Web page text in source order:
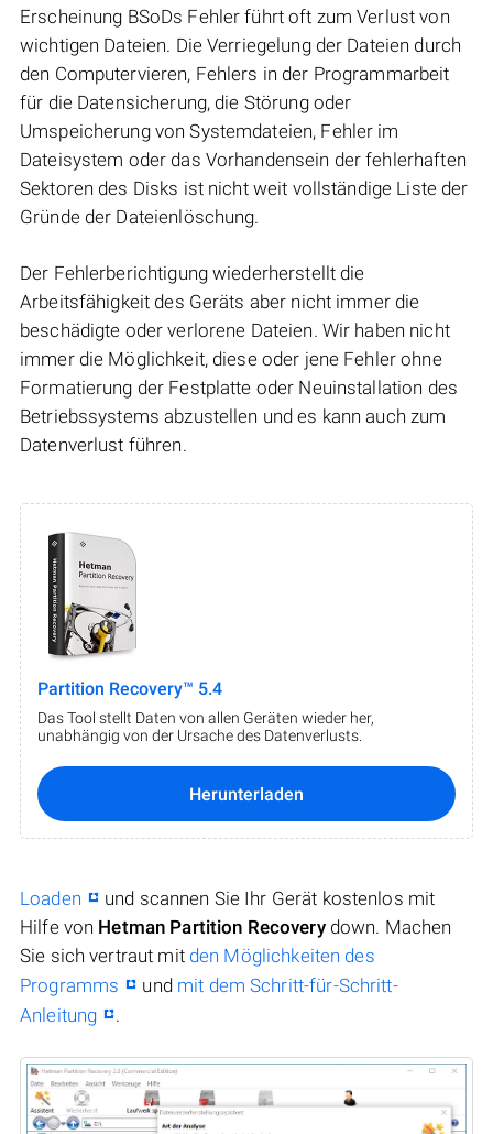
Erscheinung BSoDs Fehler führt oft zum Verlust von
wichtigen Dateien. Die Verriegelung der Dateien durch
den Computervieren, Fehlers in der Programmarbeit
für die Datensicherung, die Störung oder
Umspeicherung von Systemdateien, Fehler im
Dateisystem oder das Vorhandensein der fehlerhaften
Sektoren des Disks ist nicht weit vollständige Liste der
Gründe der Dateienlöschung.
Der Fehlerberichtigung wiederherstellt die
Arbeitsfähigkeit des Geräts aber nicht immer die
beschädigte oder verlorene Dateien. Wir haben nicht
immer die Möglichkeit, diese oder jene Fehler ohne
Formatierung der Festplatte oder Neuinstallation des
Betriebssystems abzustellen und es kann auch zum
Datenverlust führen.
Partition Recovery™ 5.4
Das Tool stellt Daten von allen Geräten wieder her,
unabhängig von der Ursache des Datenverlusts.
Herunterladen
Loaden
und scannen Sie Ihr Gerät kostenlos mit
Hilfe von Hetman Partition Recoverydown. Machen
Sie sich vertraut mit den Möglichkeiten des
Programms
und mit dem Schritt-für-Schritt-
Anleitung
.